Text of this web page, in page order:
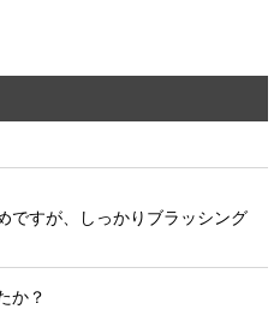
ですが、しっかりブラッシング
か？